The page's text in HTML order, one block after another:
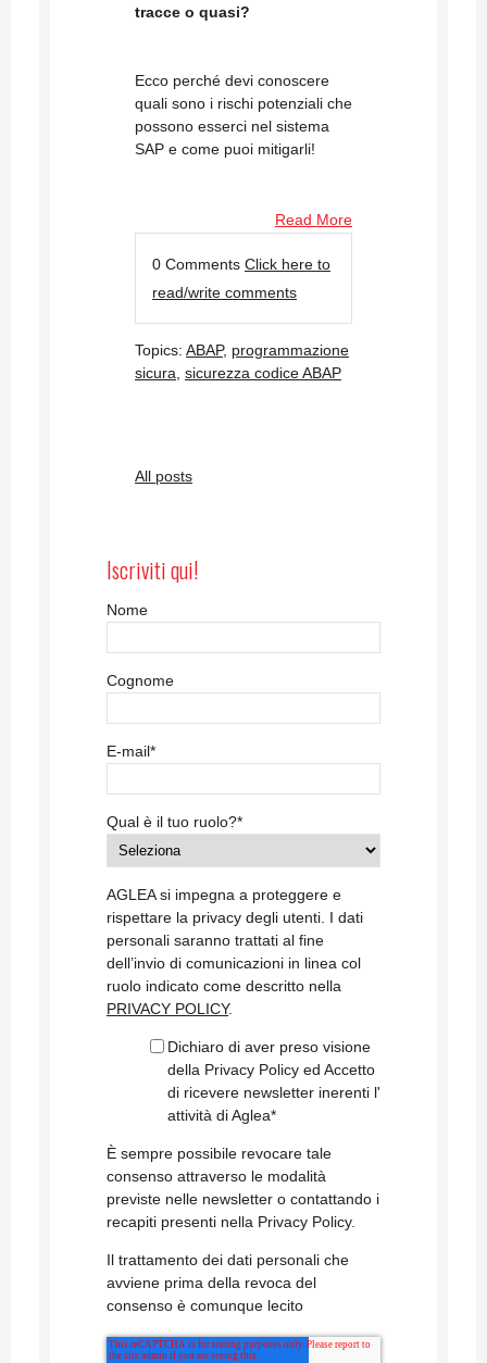
tracce o quasi?
Ecco perché devi conoscere
quali sono i rischi potenziali che
possono esserci nel sistema
SAP e come puoi mitigarli!
Read More
0 Comments Click here to
read/write comments
Topics: ABAP, programmazione
sicura, sicurezza codice ABAP
All posts
Iscriviti qui!
Nome
Cognome
E-mail*
Qual è il tuo ruolo?*
AGLEA si impegna a proteggere e
rispettare la privacy degli utenti. I dati
personali saranno trattati al fine
dell’invio di comunicazioni in linea col
ruolo indicato come descritto nella
PRIVACY POLICY.
Dichiaro di aver preso visione
della Privacy Policy ed Accetto
di ricevere newsletter inerenti l'
attività di Aglea*
È sempre possibile revocare tale
consenso attraverso le modalità
previste nelle newsletter o contattando i
recapiti presenti nella Privacy Policy.
Il trattamento dei dati personali che
avviene prima della revoca del
consenso è comunque lecito